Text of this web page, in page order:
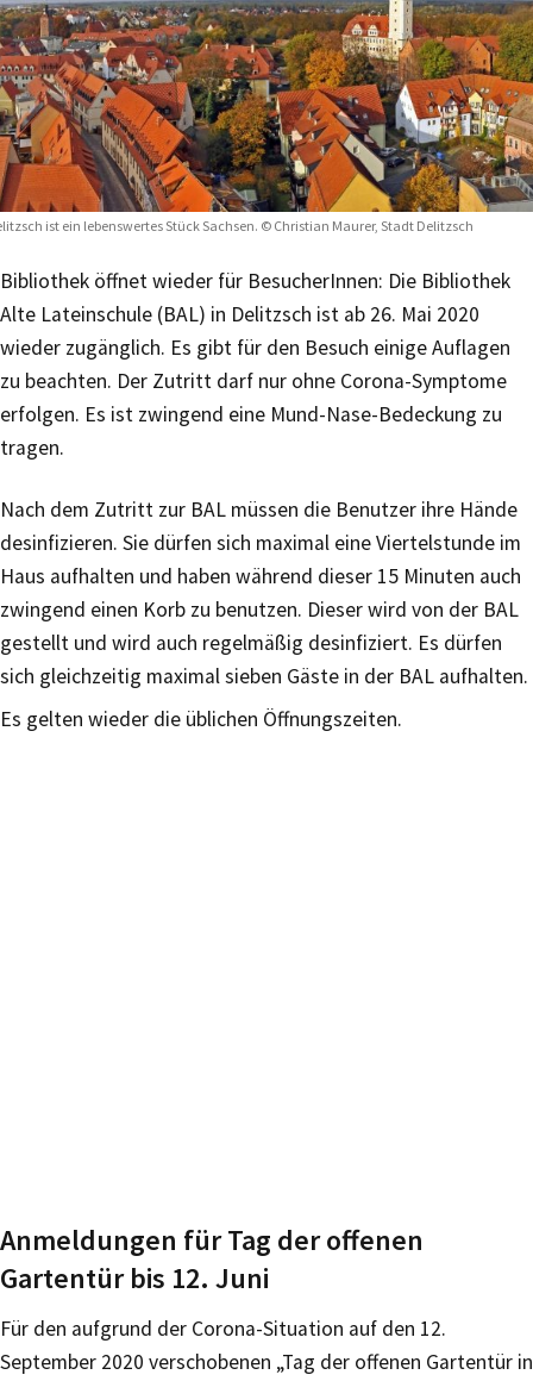
ist ein lebenswertes Stück Sachsen. © Christian Maurer, Stadt Delitzsch
Bibliothek öffnet wieder für BesucherInnen: Die Bibliothek
Alte Lateinschule (BAL) in Delitzsch ist ab 26. Mai 2020
wieder zugänglich. Es gibt für den Besuch einige Auflagen
zu beachten. Der Zutritt darf nur ohne Corona-Symptome
erfolgen. Es ist zwingend eine Mund-Nase-Bedeckung zu
tragen.
Nach dem Zutritt zur BAL müssen die Benutzer ihre Hände
desinfizieren. Sie dürfen sich maximal eine Viertelstunde im
Haus aufhalten und haben während dieser 15 Minuten auch
zwingend einen Korb zu benutzen. Dieser wird von der BAL
gestellt und wird auch regelmäßig desinfiziert. Es dürfen
sich gleichzeitig maximal sieben Gäste in der BAL aufhalten.
Es gelten wieder die üblichen Öffnungszeiten.
Anmeldungen für Tag der offenen
Gartentür bis 12. Juni
Für den aufgrund der Corona-Situation auf den 12.
September 2020 verschobenen „Tag der offenen Gartentür in